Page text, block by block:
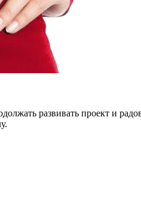
развивать проект и